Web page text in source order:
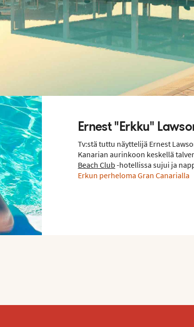
Ernest "Erkku"
Tv:stä tuttu näyttelijä Ernest
Kanarian aurinkoon keskellä
Beach Club -hotellissa sujui ja
Erkun perheloma Gran Canarialla